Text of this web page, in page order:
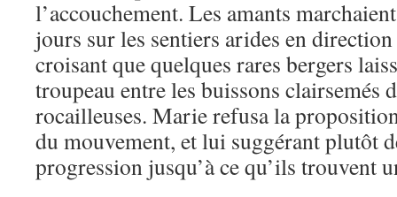
l’accouchement. Les amants
jours sur les sentiers arides en
croisant que quelques rares bergers
troupeau entre les buissons clairsemés
rocailleuses. Marie refusa la
du mouvement, et lui suggérant plutôt
progression jusqu’à ce qu’ils trouvent